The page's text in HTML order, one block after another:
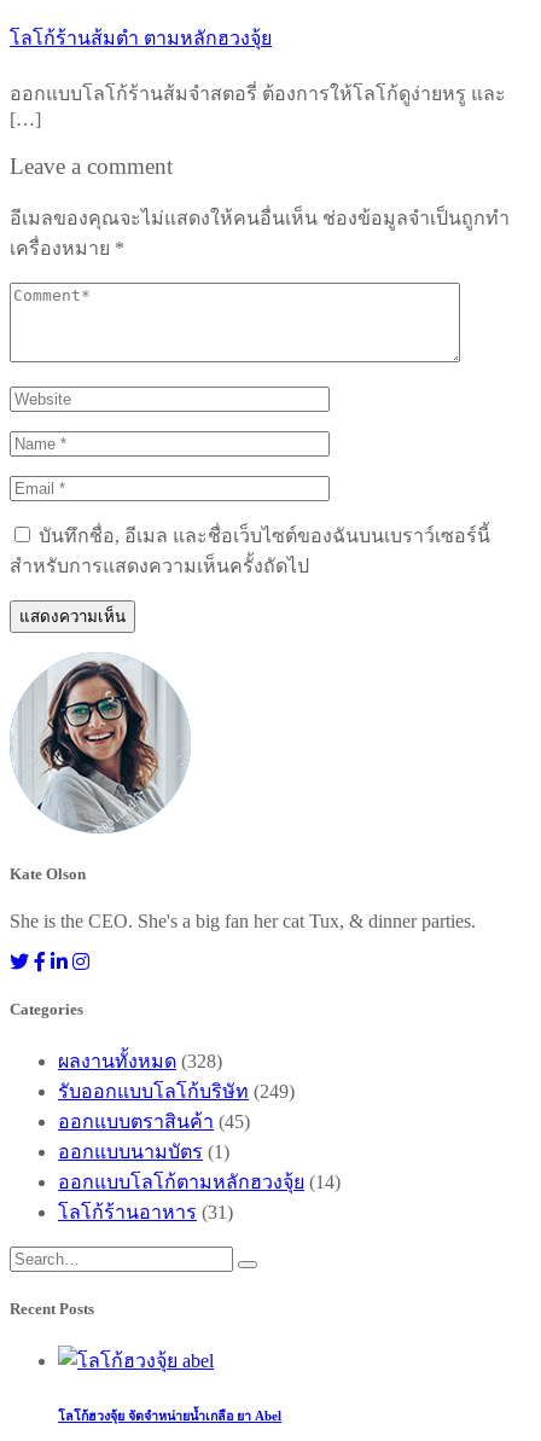
โลโก้ร้านส้มตำ ตามหลักฮวงจุ้ย
ออกแบบโลโก้ร้านส้มจำสตอรี่ ต้องการให้โลโก้ดูง่ายหรู และ
[…]
Leave a comment
อีเมลของคุณจะไม่แสดงให้คนอื่นเห็น ช่องข้อมูลจำเป็นถูกทำ
เครื่องหมาย *
บันทึกชื่อ, อีเมล และชื่อเว็บไซต์ของฉันบนเบราว์เซอร์นี้
สำหรับการแสดงความเห็นครั้งถัดไป
Kate Olson
She is the CEO. She's a big fan her cat Tux, & dinner parties.
Categories
ผลงานทั้งหมด (328)
รับออกแบบโลโก้บริษัท (249)
ออกแบบตราสินค้า (45)
ออกแบบนามบัตร (1)
ออกแบบโลโก้ตามหลักฮวงจุ้ย (14)
โลโก้ร้านอาหาร (31)
Recent Posts
โลโก้ฮวงจุ้ย จัดจำหน่ายน้ำเกลือ ยา Abel